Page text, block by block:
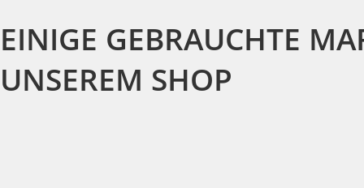
EINIGE GEBRAUCHTE
UNSEREM SHOP